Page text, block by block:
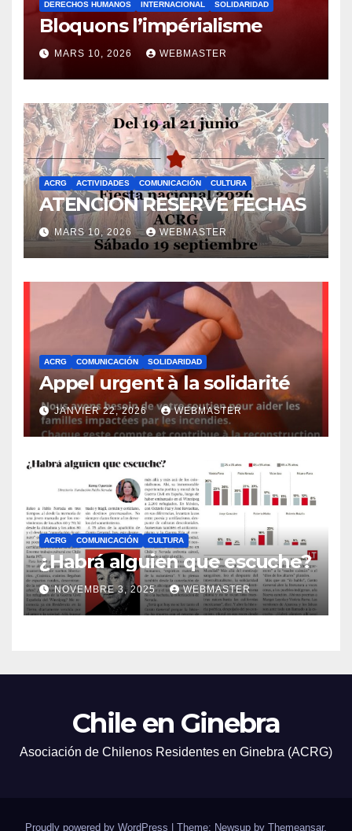
DERECHOS HUMANOS INTERNACIONAL SOLIDARIDAD
Bloquons l’impérialisme
MARS 10, 2026 WEBMASTER
ACRG ACTIVIDADES COMUNICACIÓN CULTURA
ATENCION RESERVE FECHAS
MARS 10, 2026 WEBMASTER
ACRG COMUNICACIÓN SOLIDARIDAD
Appel urgent à la solidarité
JANVIER 22, 2026 WEBMASTER
ACRG COMUNICACIÓN CULTURA
¿Habrá alguien que escuche?
NOVEMBRE 3, 2025 WEBMASTER
Chile en Ginebra
Asociación de Chilenos Residentes en Ginebra (ACRG)
Proudly powered by WordPress | Theme: Newsup by Themeansar.